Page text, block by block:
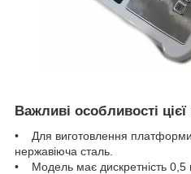
Важливі особливості
• Для виготовлення платформи
нержавіюча сталь.
• Модель має дискретність 0,5